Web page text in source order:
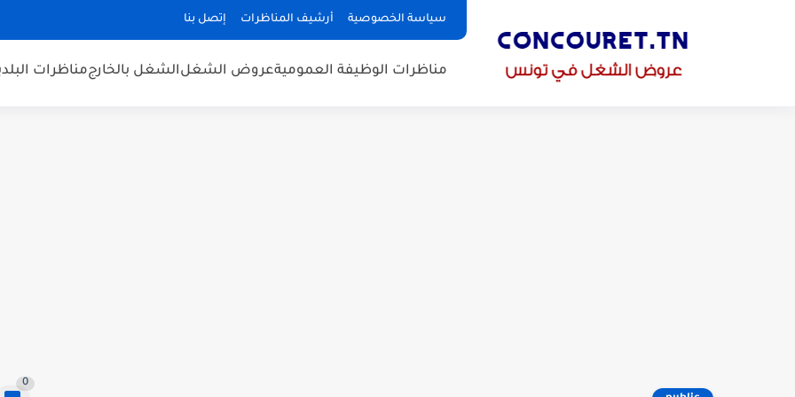
سياسة الخصوصية أرشيف المناظرات إتصل بنا
مناظرات الوظيفة العموميةعروض الشغلالشغل بالخارجمناظرات
0